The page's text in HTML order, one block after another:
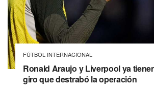
FÚTBOL INTERNACIONAL
Ronald Araujo y Liverpool ya
giro que destrabó la operación